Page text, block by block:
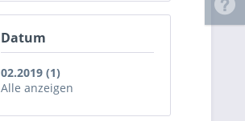
Datum
02.2019 (1)
Alle anzeigen